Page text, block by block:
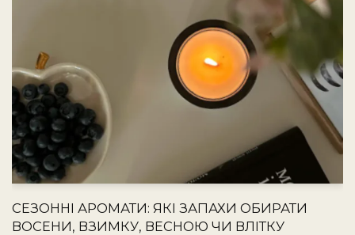
СЕЗОННІ АРОМАТИ: ЯКІ ЗАПАХИ ОБИРАТИ
ВОСЕНИ, ВЗИМКУ, ВЕСНОЮ ЧИ ВЛІТКУ